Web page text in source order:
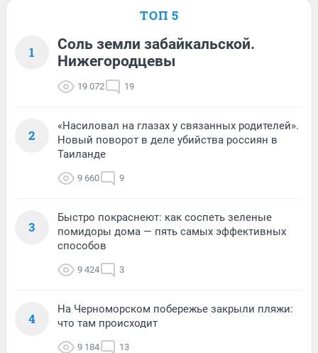
ТОП 5
1
Соль земли забайкальской.
Нижегородцевы
19 072 19
2
«Насиловал на глазах у связанных родителей».
Новый поворот в деле убийства россиян в
Таиланде
9 660 9
3
Быстро покраснеют: как соспеть зеленые
помидоры дома — пять самых эффективных
способов
9 424 3
4
На Черноморском побережье закрыли пляжи:
что там происходит
9 184 13